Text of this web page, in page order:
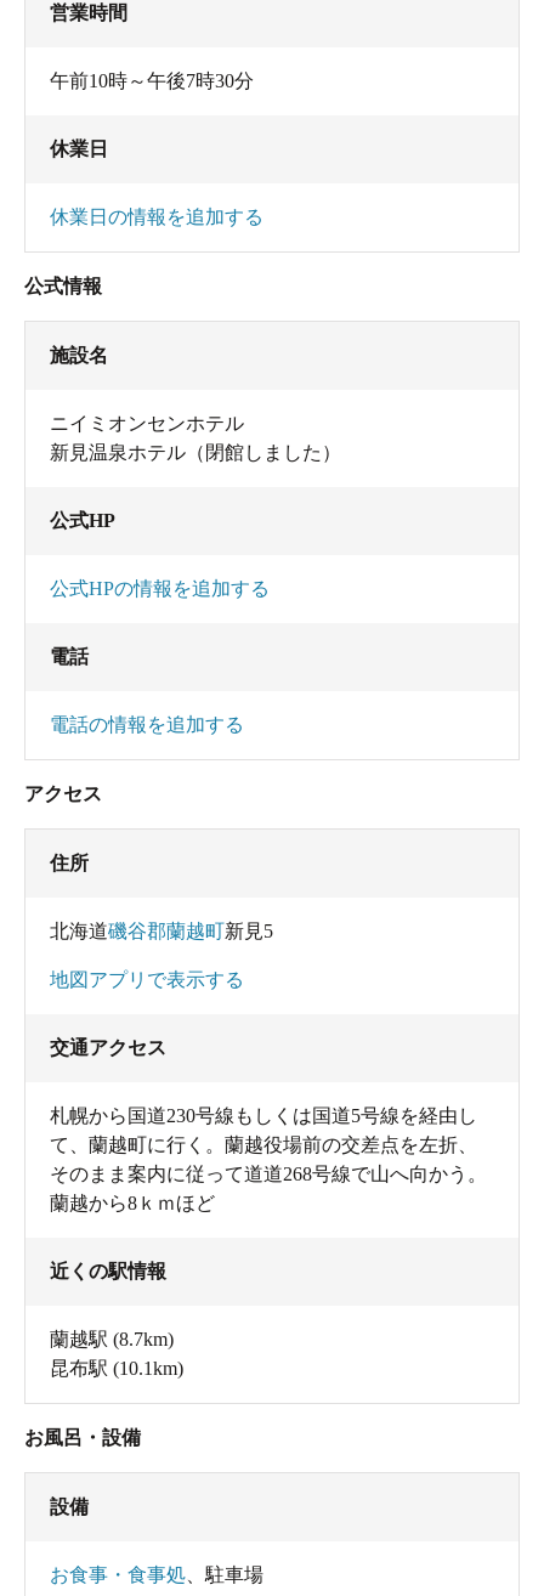
営業時間
午前10時～午後7時30分
休業日
休業日の情報を追加する
公式情報
施設名
ニイミオンセンホテル
新見温泉ホテル（閉館しました）
公式HP
公式HPの情報を追加する
電話
電話の情報を追加する
アクセス
住所
北海道磯谷郡蘭越町新見5
地図アプリで表示する
交通アクセス
札幌から国道230号線もしくは国道5号線を経由し
て、蘭越町に行く。蘭越役場前の交差点を左折、
そのまま案内に従って道道268号線で山へ向かう。
蘭越から8ｋｍほど
近くの駅情報
蘭越駅 (8.7km)
昆布駅 (10.1km)
お風呂・設備
設備
お食事・食事処 駐車場